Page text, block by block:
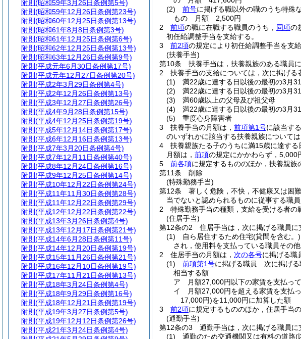
(2)
前号に掲げる職以外の職のうち特殊
もの 月額 2,500円
2
前項の職に在職する職員のうち， 同項の
初任給調整手当を支給する。
3
前2項の規定により初任給調整手当を支
(扶養手当)
第10条
扶養手当は，扶養親族のある職員
2
扶養手当の支給については，次に掲げる
(1)
満22歳に達する日以後の最初の3月
(2)
満22歳に達する日以後の最初の3月
(3)
満60歳以上の父母及び祖父母
(4)
満22歳に達する日以後の最初の3月
(5)
重度心身障害者
3
扶養手当の月額は， 前項第1号に該当す
のいずれかに該当する扶養親族について
4
扶養親族たる子のうちに満15歳に達す
月額は， 前項の規定にかかわらず，5,000
5
前各項に規定するもののほか，扶養親族
第11条
削除
(特殊勤務手当)
第12条
著しく危険，不快，不健康又は困
当でないと認められるものに従事する職
2
特殊勤務手当の種類，支給を受ける者の
(住居手当)
第12条の2
住居手当は，次に掲げる職員に
(1)
自ら居住するため住宅(貸間を含む。)
され，使用料を支払っている職員その
2
住居手当の月額は， 次の各号に掲げる職
(1)
前項第1号に掲げる職員 次に掲げる
相当する額
ア
月額27,000円以下の家賃を支払
イ
月額27,000円を超える家賃を支払
17,000円)を11,000円に加算した額
3
前2項に規定するもののほか，住居手当
(通勤手当)
第12条の3
通勤手当は，次に掲げる職員に
(1)
通勤のため交通機関又は有料の道路(
附則 (昭和59年3月26日条例第5号)
附則 (昭和59年12月26日条例第23号)
附則 (昭和60年12月25日条例第13号)
附則 (昭和61年8月8日条例第3号)
附則 (昭和61年12月25日条例第6号)
附則 (昭和62年12月25日条例第13号)
附則 (昭和63年12月26日条例第9号)
附則 (平成元年6月30日条例第17号)
附則 (平成元年12月27日条例第20号)
附則 (平成2年3月29日条例第4号)
附則 (平成2年12月26日条例第13号)
附則 (平成3年12月27日条例第26号)
附則 (平成4年9月28日条例第15号)
附則 (平成4年12月25日条例第19号)
附則 (平成5年12月14日条例第17号)
附則 (平成6年12月16日条例第13号)
附則 (平成7年3月20日条例第4号)
附則 (平成7年12月11日条例第40号)
附則 (平成8年12月24日条例第16号)
附則 (平成9年12月25日条例第14号)
附則 (平成10年12月22日条例第24号)
附則 (平成11年11月30日条例第28号)
附則 (平成11年12月22日条例第29号)
附則 (平成12年12月22日条例第22号)
附則 (平成13年3月26日条例第4号)
附則 (平成13年12月17日条例第21号)
附則 (平成14年6月28日条例第11号)
附則 (平成14年12月20日条例第19号)
附則 (平成15年11月26日条例第21号)
附則 (平成16年12月10日条例第19号)
附則 (平成17年11月21日条例第13号)
附則 (平成18年3月24日条例第4号)
附則 (平成18年9月29日条例第16号)
附則 (平成18年12月21日条例第19号)
附則 (平成19年3月27日条例第5号)
附則 (平成19年12月12日条例第26号)
附則 (平成21年3月24日条例第4号)